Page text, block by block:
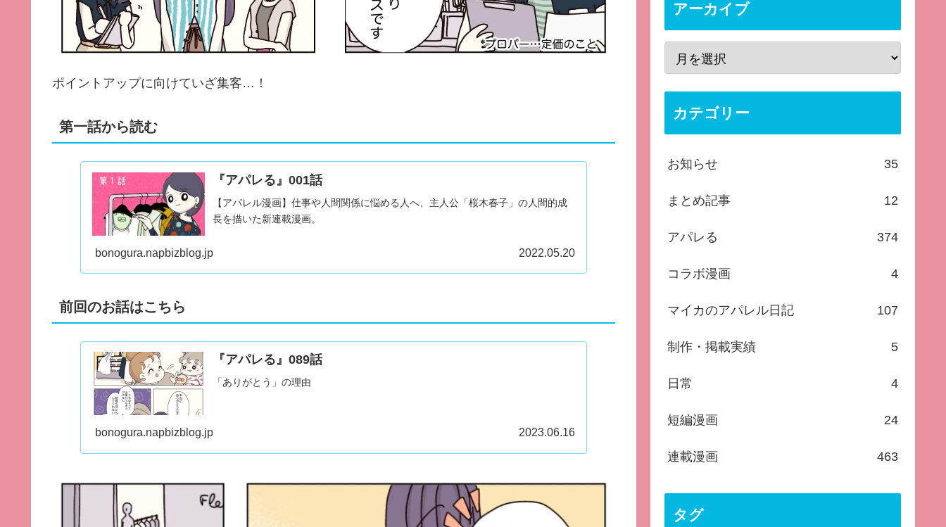
ポイントアップに向けていざ集客…！
第一話から読む
『アパレる』001話
【アパレル漫画】仕事や人間関係に悩める人へ、主人公「桜木春子」の人間的成
長を描いた新連載漫画。
bonogura.napbizblog.jp 2022.05.20
前回のお話はこちら
『アパレる』089話
「ありがとう」の理由
bonogura.napbizblog.jp 2023.06.16
アーカイブ
カテゴリー
お知らせ 35
まとめ記事 12
アパレる 374
コラボ漫画 4
マイカのアパレル日記 107
制作・掲載実績 5
日常 4
短編漫画 24
連載漫画 463
タグ